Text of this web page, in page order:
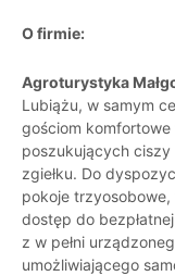
O firmie:
Agroturystyka
Lubiążu, w samym
gościom
poszukujących
zgiełku. Do
pokoje
dostęp do
z w pełni
umożliwiającego